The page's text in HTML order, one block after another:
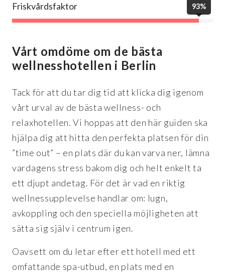
Friskvårdsfaktor 93%
Vårt omdöme om de bästa
wellnesshotellen i Berlin
Tack för att du tar dig tid att klicka dig igenom
vårt urval av de bästa wellness- och
relaxhotellen. Vi hoppas att den här guiden ska
hjälpa dig att hitta den perfekta platsen för din
”time out” – en plats där du kan varva ner, lämna
vardagens stress bakom dig och helt enkelt ta
ett djupt andetag. För det är vad en riktig
wellnessupplevelse handlar om: lugn,
avkoppling och den speciella möjligheten att
sätta sig själv i centrum igen.
Oavsett om du letar efter ett hotell med ett
omfattande spa-utbud, en plats med en